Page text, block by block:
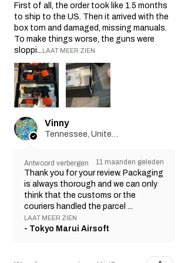
Dit garantiebeleid heeft geen invloed op uw
wettelijke rechten als consument. Alle
impliciete garanties die wettelijk van
toepassing zijn, zijn beperkt tot de duur van
deze garantie. In geen geval is de verkoper
aansprakelijk voor indirecte, incidentele,
gevolg-, speciale of punitieve schade.
Wij behouden ons het recht voor om dit
garantiebeleid indien nodig te wijzigen of
bij te werken.
First of all, the order took like 1.5 months
to ship to the US. Then it arrived with the
box torn and damaged, missing manuals.
To make things worse, the guns were
sloppi...LAAT MEER ZIEN
Vinny
Antwoord verbergen 11 maanden geleden
Thank you for your review. Packaging
is always thorough and we can only
think that the customs or the
couriers handled the parcel ...
LAAT MEER ZIEN
Tokyo Marui Airsoft